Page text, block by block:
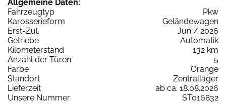
Allgemeine Daten:
Fahrzeugtyp
Pkw
Karosserieform
Geländewagen
Erst-Zul.
Jun / 2026
Getriebe
Automatik
Kilometerstand
132 km
Anzahl der Türen
5
Farbe
Orange
Standort
Zentrallager
Lieferzeit
ab ca. 18.08.2026
Unsere Nummer
ST016832